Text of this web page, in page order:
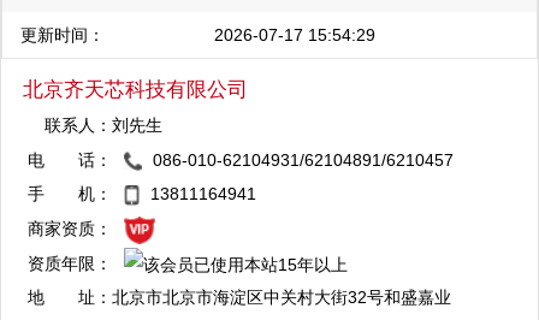
更新时间： 2026-07-17 15:54:29
北京齐天芯科技有限公司
联系人：刘先生
QQ：2880824479
复制
QQ：1344056792
电 话：
086-010-62104931/62104891/6210457
8/62106431
手 机：
13811164941
商家资质：
资质年限：
地 址：北京市北京市海淀区中关村大街32号和盛嘉业